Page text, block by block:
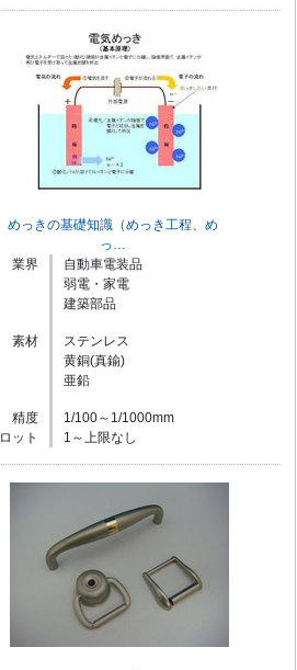
めっきの基礎知識（めっき工程、め
っ…
業界
自動車電装品
弱電・家電
建築部品
素材
ステンレス
黄銅(真鍮)
亜鉛
精度
1/100～1/1000mm
ロット
1～上限なし